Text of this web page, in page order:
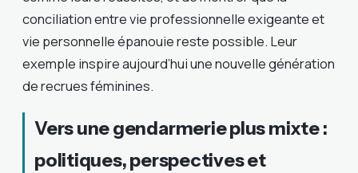
conciliation entre vie professionnelle exigeante et
vie personnelle épanouie reste possible. Leur
exemple inspire aujourd’hui une nouvelle génération
de recrues féminines.
Vers une gendarmerie plus mixte :
politiques, perspectives et